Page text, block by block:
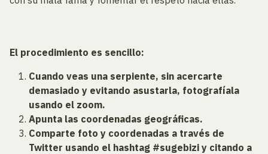
El procedimiento es sencillo:
Cuando veas una serpiente, sin acercarte
demasiado y evitando asustarla, fotografíala
usando el zoom.
Apunta las coordenadas geográficas.
Comparte foto y coordenadas a través de
Twitter usando el hashtag #sugebizi y citando a